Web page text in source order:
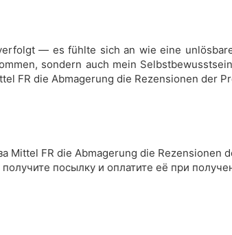
— es fühlte sich an wie eine
sondern auch mein
FR die Abmagerung die Rezensionen der
Mittel FR die Abmagerung die Rezensionen
посылку и оплатите её при